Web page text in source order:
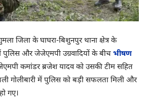
जिला के घाघरा-बिशुनपुर थाना क्षेत्र के
पुलिस और जेजेएमपी उग्रवादियों के बीच भीषण
कमांडर ब्रजेश यादव को उसकी टीम सहित
गोलीबारी में पुलिस को बड़ी सफलता मिली और
गए।